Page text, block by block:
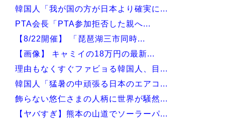
Powered by livedoor 相互RSS
韓国人「我が国の方が日本より確実に...
PTA会長「PTA参加拒否した親へ...
【8/22開催】 「琵琶湖三市同時...
【画像】 キャミイの18万円の最新...
理由もなくすぐファビョる韓国人、目...
韓国人「猛暑の中頑張る日本のエアコ...
飾らない悠仁さまの人柄に世界が騒然...
【ヤバすぎ】熊本の山道でソーラーパ...